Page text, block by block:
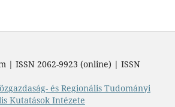
| ISSN 2062-9923 (online) | ISSN
és Regionális Tudományi
Kutatások Intézete